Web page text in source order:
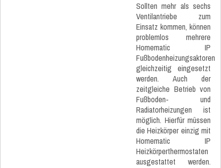
Sollten mehr als sechs
Ventilantriebe zum
Einsatz kommen, können
problemlos mehrere
Homematic IP
Fußbodenheizungsaktoren
gleichzeitig eingesetzt
werden. Auch der
zeitgleiche Betrieb von
Fußboden- und
Radiatorheizungen ist
möglich. Hierfür müssen
die Heizkörper einzig mit
Homematic IP
Heizkörperthermostaten
ausgestattet werden.